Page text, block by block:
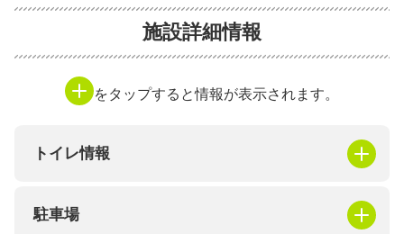
施設詳細情報
をタップすると情報が表示されます。
トイレ情報
駐車場